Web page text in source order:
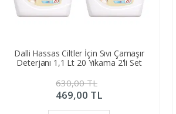
Dalli Hassas Ciltler İçin Sıvı Çamaşır
Deterjanı 1,1 Lt 20 Yıkama 2'li Set
630,00TL
469,00 TL